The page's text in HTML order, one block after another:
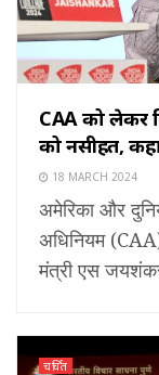
CAA को लेकर
को नसीहत,
18 MARCH 2024
अमेरिका और
अधिनियम
मंत्री एस
चर्चित